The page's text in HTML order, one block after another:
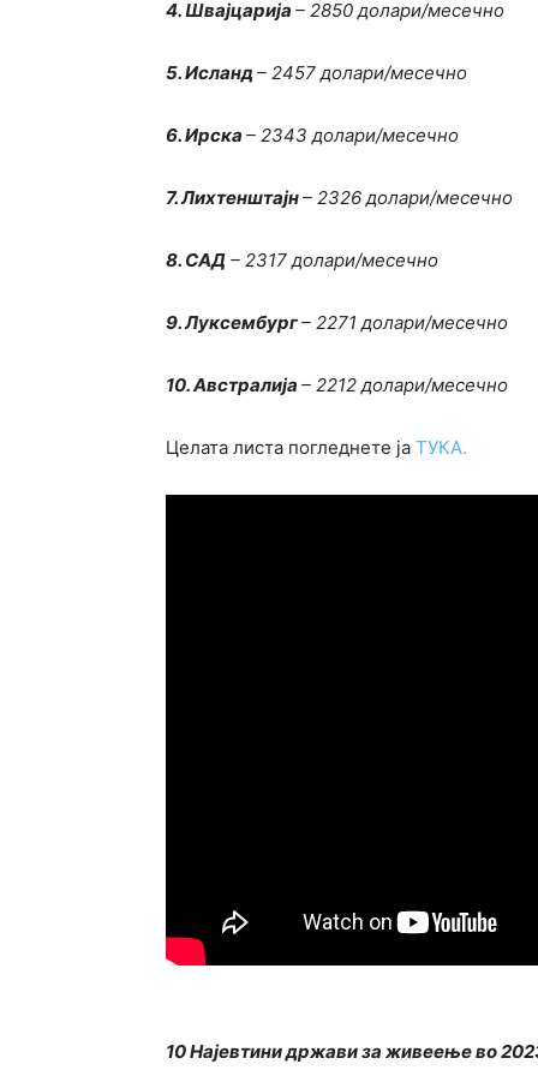
4. Швајцарија – 2850 долари/месечно
5. Исланд– 2457 долари/месечно
6. Ирска – 2343долари/месечно
7. Лихтенштајн– 2326 долари/месечно
8. САД – 2317 долари/месечно
9. Луксембург– 2271 долари/месечно
10. Австралија – 2212 долари/месечно
Целата листа погледнете ја TУКА.
10 Најевтини држави за живеење во